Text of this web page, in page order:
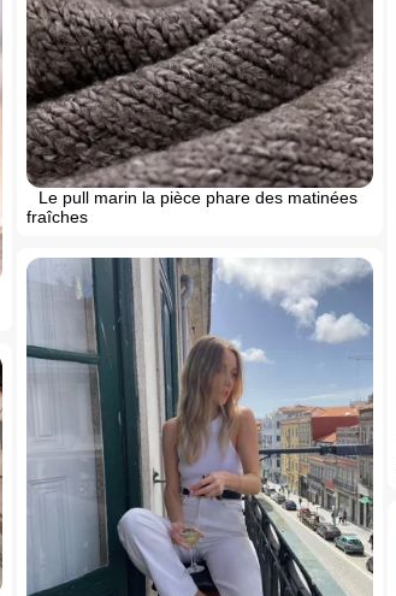
Le pull marin la pièce phare des matinées
fraîches